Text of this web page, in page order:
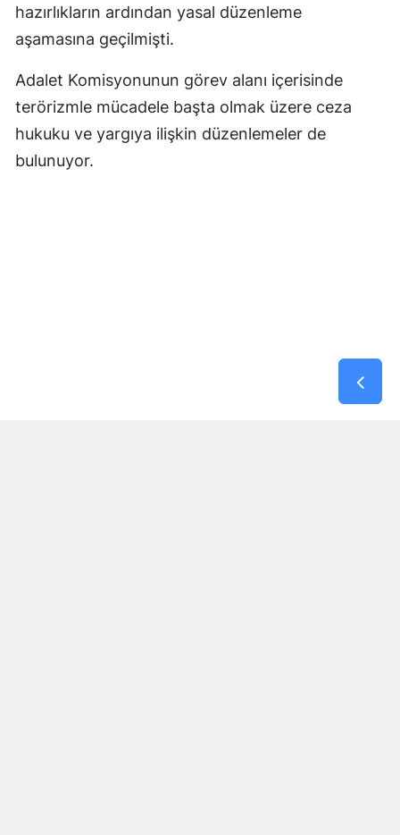
hazırlıkların ardından yasal düzenleme
aşamasına geçilmişti.
Adalet Komisyonunun görev alanı içerisinde
terörizmle mücadele başta olmak üzere ceza
hukuku ve yargıya ilişkin düzenlemeler de
bulunuyor.